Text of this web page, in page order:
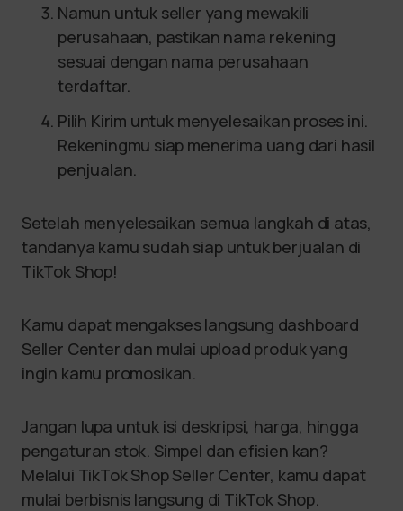
Namun untuk seller yang mewakili
perusahaan, pastikan nama rekening
sesuai dengan nama perusahaan
terdaftar.
Pilih Kirim untuk menyelesaikan proses ini.
Rekeningmu siap menerima uang dari hasil
penjualan.
Setelah menyelesaikan semua langkah di atas,
tandanya kamu sudah siap untuk berjualan di
TikTok Shop!
Kamu dapat mengakses langsung dashboard
Seller Center dan mulai upload produk yang
ingin kamu promosikan.
Jangan lupa untuk isi deskripsi, harga, hingga
pengaturan stok. Simpel dan efisien kan?
Melalui TikTok Shop Seller Center, kamu dapat
mulai berbisnis langsung di TikTok Shop.